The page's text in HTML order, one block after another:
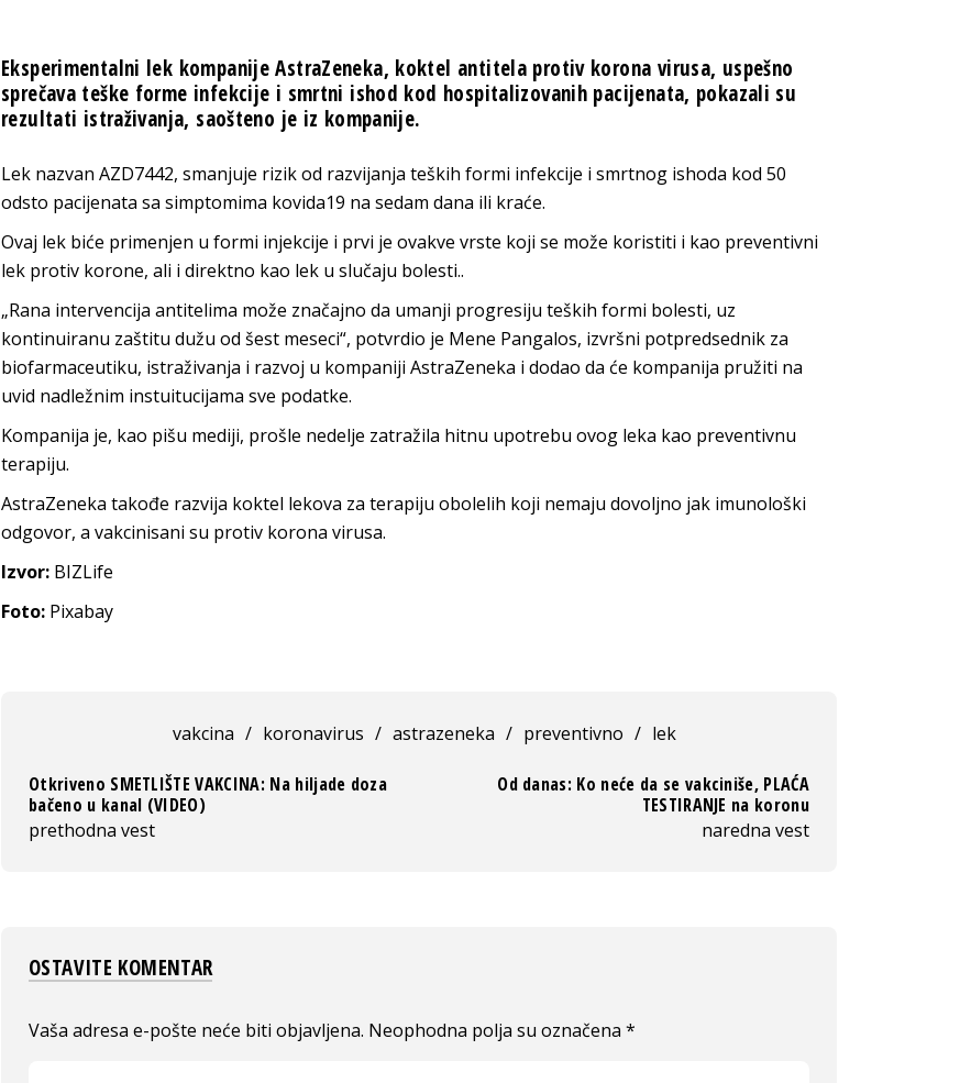
Eksperimentalni lek kompanije AstraZeneka, koktel antitela protiv korona virusa, uspešno
sprečava teške forme infekcije i smrtni ishod kod hospitalizovanih pacijenata, pokazali su
rezultati istraživanja, saošteno je iz kompanije.
Lek nazvan AZD7442, smanjuje rizik od razvijanja teških formi infekcije i smrtnog ishoda kod 50
odsto pacijenata sa simptomima kovida19 na sedam dana ili kraće.
Ovaj lek biće primenjen u formi injekcije i prvi je ovakve vrste koji se može koristiti i kao preventivni
lek protiv korone, ali i direktno kao lek u slučaju bolesti..
„Rana intervencija antitelima može značajno da umanji progresiju teških formi bolesti, uz
kontinuiranu zaštitu dužu od šest meseci“, potvrdio je Mene Pangalos, izvršni potpredsednik za
biofarmaceutiku, istraživanja i razvoj u kompaniji AstraZeneka i dodao da će kompanija pružiti na
uvid nadležnim instuitucijama sve podatke.
Kompanija je, kao pišu mediji, prošle nedelje zatražila hitnu upotrebu ovog leka kao preventivnu
terapiju.
AstraZeneka takođe razvija koktel lekova za terapiju obolelih koji nemaju dovoljno jak imunološki
odgovor, a vakcinisani su protiv korona virusa.
Izvor: BIZLife
Foto: Pixabay
vakcina / koronavirus / astrazeneka / preventivno / lek
Otkriveno SMETLIŠTE VAKCINA: Na hiljade doza
bačeno u kanal (VIDEO)
prethodna vest
Od danas: Ko neće da se vakciniše, PLAĆA
TESTIRANJE na koronu
naredna vest
OSTAVITE KOMENTAR
Vaša adresa e-pošte neće biti objavljena. Neophodna polja su označena *